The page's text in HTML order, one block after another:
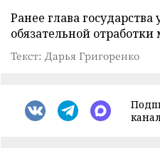
Ранее глава государства
обязательной
Текст: Дарья Григоренко